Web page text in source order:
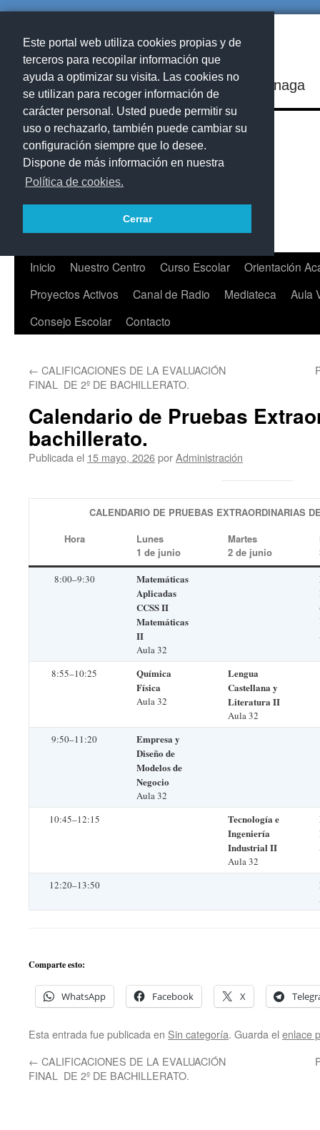
Este portal web utiliza cookies propias y de
terceros para recopilar información que
ayuda a optimizar su visita. Las cookies no
se utilizan para recoger información de
carácter personal. Usted puede permitir su
uso o rechazarlo, también puede cambiar su
configuración siempre que lo desee.
Dispone de más información en nuestra
Política de cookies.
Cerrar
IES Playa de Arinaga
Saltar
contenido
Inicio Nuestro Centro Curso Escolar
Orientación
Proyectos Activos
Canal de Radio Mediateca
Aula
Consejo Escolar
Contacto
← CALIFICACIONES DE LA EVALUACIÓN
FINAL DE 2º DE BACHILLERATO.
Calendario de Pruebas
bachillerato.
Publicada el 15 mayo, 2026porAdministración
CALENDARIO DE PRUEBAS EXTRAORDINARIAS
Hora
Lunes
1 de junio
Martes
2 de junio
8:00–9:30
Matemáticas
Aplicadas
CCSS II
Matemáticas
II
Aula 32
8:55–10:25
Química
Física
Aula 32
Lengua
Castellana y
Literatura II
Aula 32
9:50–11:20
Empresa y
Diseño de
Modelos de
Negocio
Aula 32
10:45–12:15
Tecnología e
Ingeniería
Industrial II
Aula 32
12:20–13:50
Comparte esto:
WhatsApp Facebook X
Esta entrada fue publicada en Sin categoría. Guarda el enlace
← CALIFICACIONES DE LA EVALUACIÓN
FINAL DE 2º DE BACHILLERATO.